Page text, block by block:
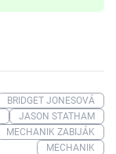
BRIDGET JONESOVÁ
JASON STATHAM
MECHANIK ZABIJÁK
MECHANIK